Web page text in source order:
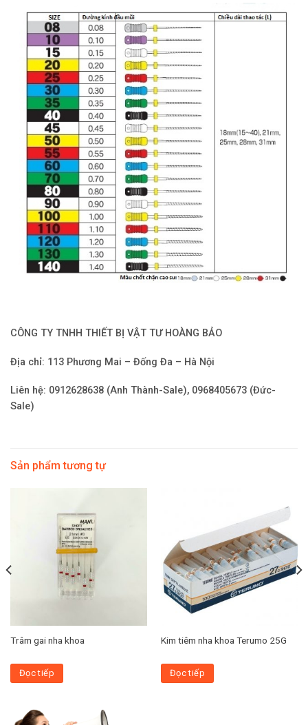
CÔNG TY TNHH THIẾT BỊ VẬT TƯ HOÀNG BẢO
Địa chỉ: 113 Phương Mai – Đống Đa – Hà Nội
Liên hệ: 0912628638 (Anh Thành-Sale), 0968405673 (Đức-
Sale)
Sản phẩm tương tự
Trâm gai nha khoa
Đọc tiếp
Kim tiêm nha khoa Terumo 25G
Đọc tiếp